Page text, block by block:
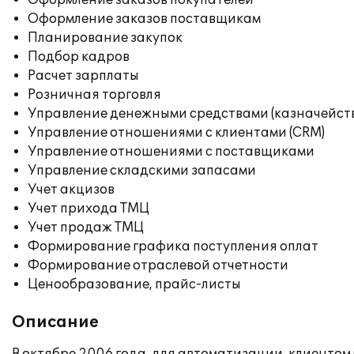
Оформление заказов поставщикам
Планирование закупок
Подбор кадров
Расчет зарплаты
Розничная торговля
Управление денежными средствами
Управление отношениями с клиентами (CRM)
Управление отношениями с поставщиками
Управление складскими запасами
Учет акцизов
Учет прихода ТМЦ
Учет продаж ТМЦ
Формирование графика поступления оплат
Формирование отраслевой отчетности
Ценообразование, прайс-листы
Описание